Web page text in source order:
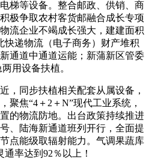
梯等设备。整合邮政、供销、商
极争取农村客货邮融合成长专项
流企业不竭成长强大，建建面积
快递物流（电子商务）财产堆积
通道中通道运能；新蒲新区管委
用设备扶植。
同步扶植相关配套从属设备，
聚焦“4＋2＋N”现代工业系统，
的物流防地。出台政策持续推进
、陆海新通道班列开行，全面提
点能级取辐射能力。气调果蔬库
率达到92％以上！